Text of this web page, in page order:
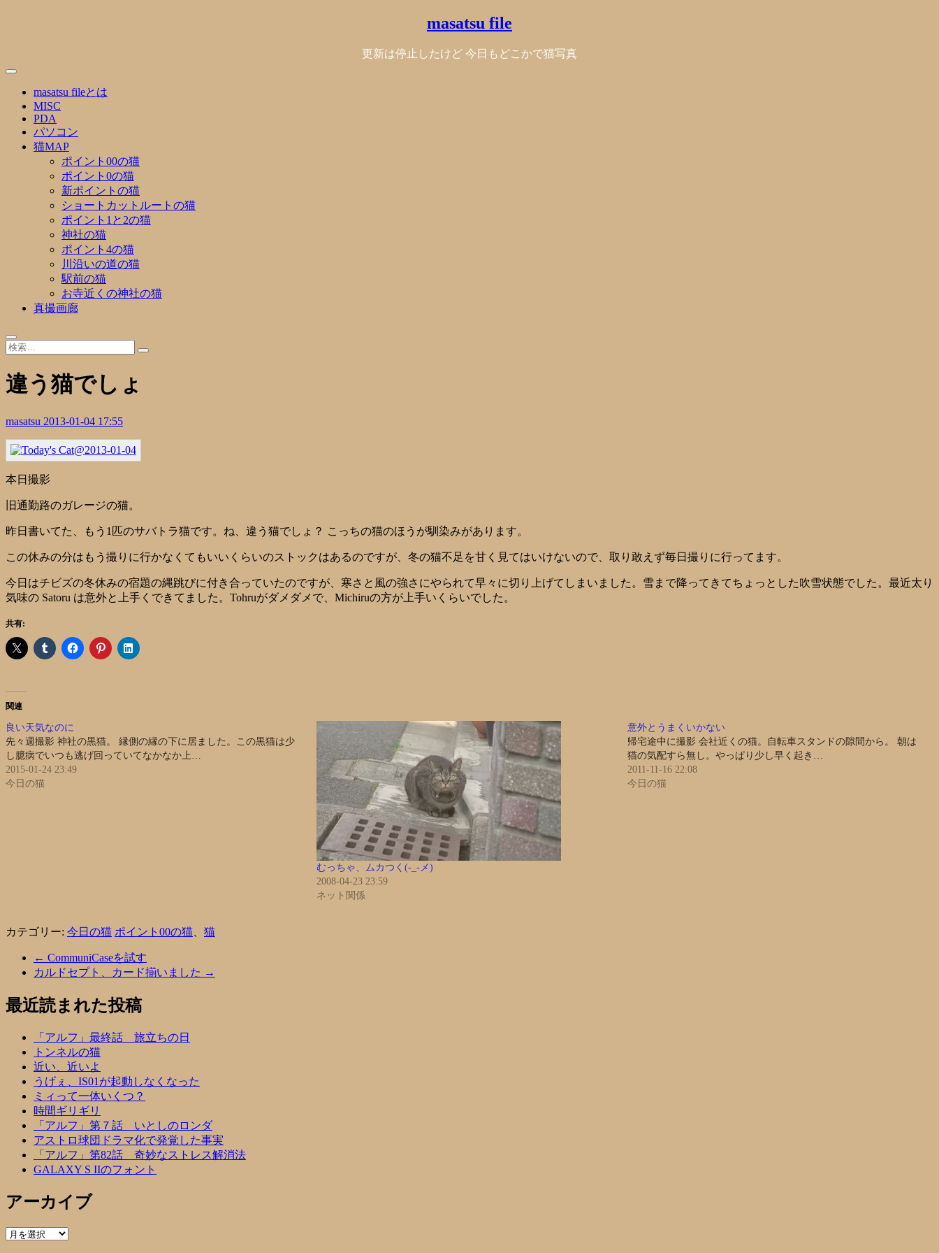
masatsu file
更新は停止したけど 今日もどこかで猫写真
masatsu fileとは
MISC
PDA
パソコン
猫MAP
ポイント00の猫
ポイント0の猫
新ポイントの猫
ショートカットルートの猫
ポイント1と2の猫
神社の猫
ポイント4の猫
川沿いの道の猫
駅前の猫
お寺近くの神社の猫
真撮画廊
違う猫でしょ
masatsu 2013-01-04 17:55
本日撮影
旧通勤路のガレージの猫。
昨日書いてた、もう1匹のサバトラ猫です。ね、違う猫でしょ？ こっちの猫のほうが馴染みがあります。
この休みの分はもう撮りに行かなくてもいいくらいのストックはあるのですが、冬の猫不足を甘く見てはいけないので、取り敢えず毎日撮りに行ってます。
今日はチビズの冬休みの宿題の縄跳びに付き合っていたのですが、寒さと風の強さにやられて早々に切り上げてしまいました。雪まで降ってきてちょっとした吹雪状態でした。最近太り
気味の Satoru は意外と上手くできてました。Tohruがダメダメで、Michiruの方が上手いくらいでした。
共有:
関連
良い天気なのに
先々週撮影 神社の黒猫。 縁側の縁の下に居ました。この黒猫は少
し臆病でいつも逃げ回っていてなかなか上…
2015-01-24 23:49
今日の猫
むっちゃ、ムカつく(-_-メ)
2008-04-23 23:59
ネット関係
意外とうまくいかない
帰宅途中に撮影 会社近くの猫。自転車スタンドの隙間から。 朝は
猫の気配すら無し。やっぱり少し早く起き…
2011-11-16 22:08
今日の猫
カテゴリー: 今日の猫 ポイント00の猫 猫
← CommuniCaseを試す
カルドセプト、カード揃いました →
最近読まれた投稿
「アルフ」最終話 旅立ちの日
トンネルの猫
近い、近いよ
うげぇ、IS01が起動しなくなった
ミィって一体いくつ？
時間ギリギリ
「アルフ」第７話 いとしのロンダ
アストロ球団ドラマ化で発覚した事実
「アルフ」第82話 奇妙なストレス解消法
GALAXY S IIのフォント
アーカイブ
ア